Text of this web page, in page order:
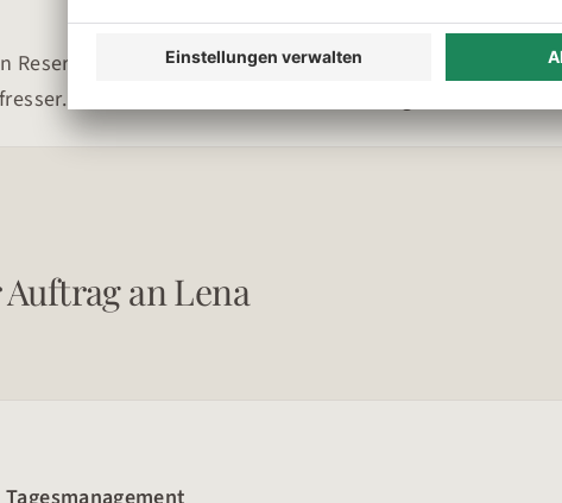
Reservierungen an. Das ist mein größtes Chaos und
Wenn das läuft, kommen Bestellungen dran.
an Lena